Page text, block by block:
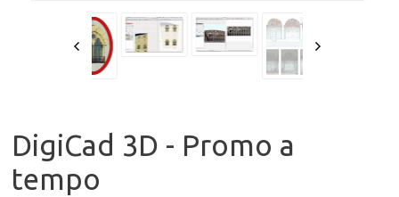
DigiCad 3D - Promo a
tempo